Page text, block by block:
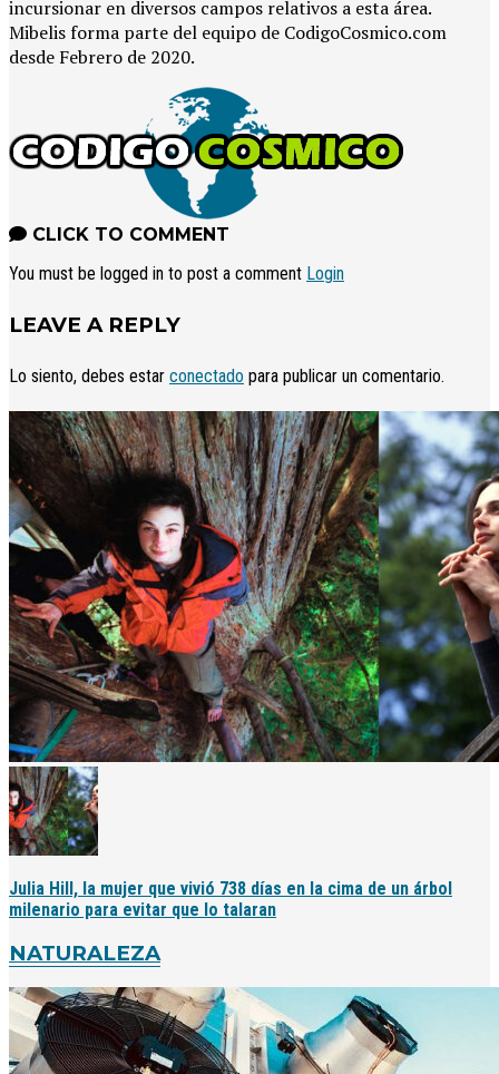
incursionar en diversos campos relativos a esta área.
Mibelis forma parte del equipo de CodigoCosmico.com
desde Febrero de 2020.
CLICK TO COMMENT
You must be logged in to post a comment Login
LEAVE A REPLY
Lo siento, debes estar conectado para publicar un comentario.
Julia Hill, la mujer que vivió 738 días en la cima de un árbol
milenario para evitar que lo talaran
NATURALEZA